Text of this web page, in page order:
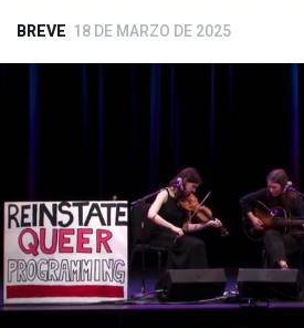
BREVE 18 DE MARZO DE 2025